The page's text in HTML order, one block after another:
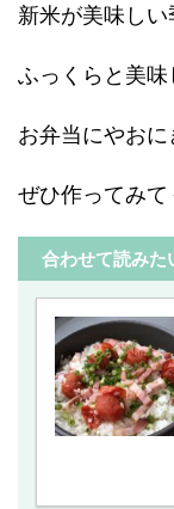
新米が美味しい
ふっくらと美味
お弁当にやおに
ぜひ作ってみて
合わせて読みた